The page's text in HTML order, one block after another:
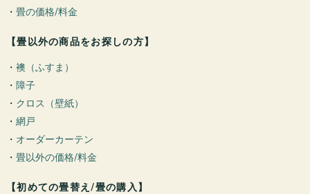
・ 畳の価格/料金
【畳以外の商品をお探しの方】
・ 襖（ふすま）
・ 障子
・ クロス（壁紙）
・ 網戸
・ オーダーカーテン
・ 畳以外の価格/料金
【初めての畳替え/畳の購入】